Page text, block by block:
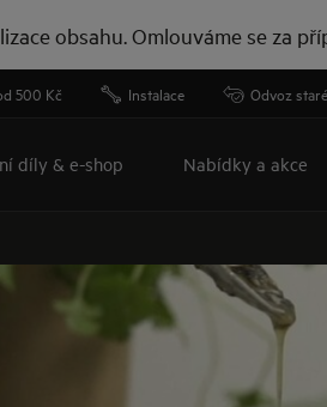
obsahu. Omlouváme se za
500 Kč Instalace Odvoz
díly & e-shop Nabídky a akce